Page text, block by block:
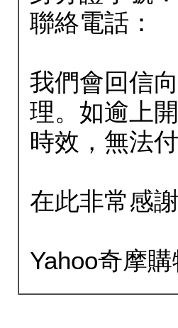
聯絡電話：
我們會回信
理。如逾上
時效，無法
在此非常感
Yahoo奇摩